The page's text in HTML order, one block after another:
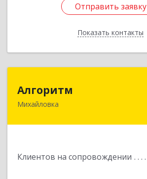
Отправить заявку
Показать контакты
Отправить заявку
Назад
Алгоритм
Михайловка
Клиентов на сопровождении